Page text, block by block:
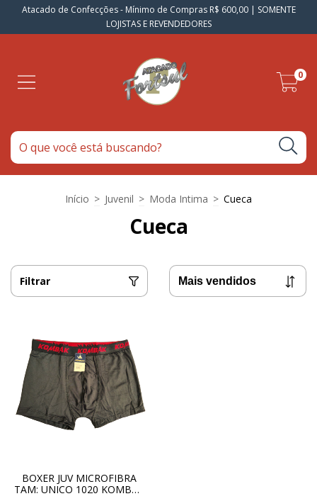
Atacado de Confecções - Mínimo de Compras R$ 600,00 | SOMENTE
LOJISTAS E REVENDEDORES
0
Início > Juvenil > Moda Intima > Cueca
Cueca
Filtrar
BOXER JUV MICROFIBRA
TAM: UNICO 1020 KOMBAK